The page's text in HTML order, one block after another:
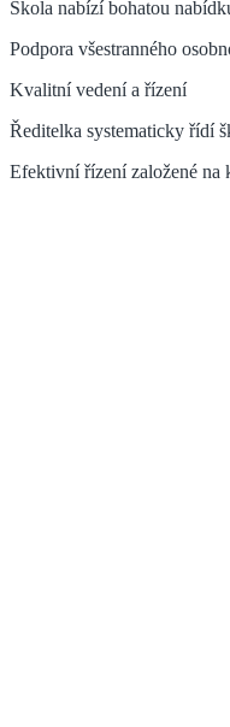
Škola nabízí bohatou
Podpora všestranného
Kvalitní vedení a řízení
Ředitelka systematicky řídí
Efektivní řízení založené na